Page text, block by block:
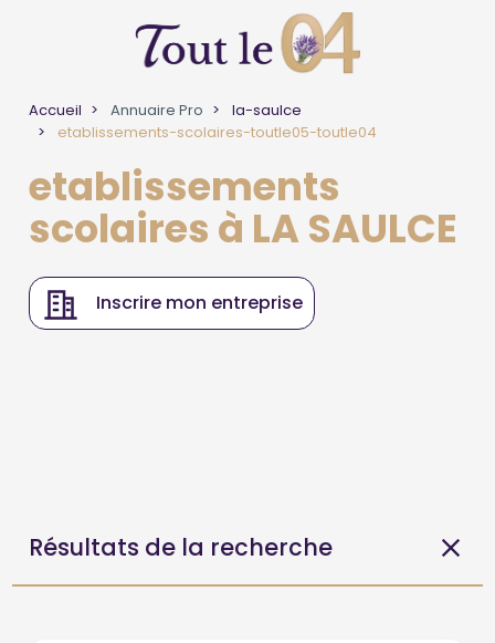
Accueil Annuaire Pro
la-saulce
etablissements-scolaires-toutle05-toutle04
etablissements
scolaires à LA SAULCE
Inscrire mon entreprise
Résultats de la recherche